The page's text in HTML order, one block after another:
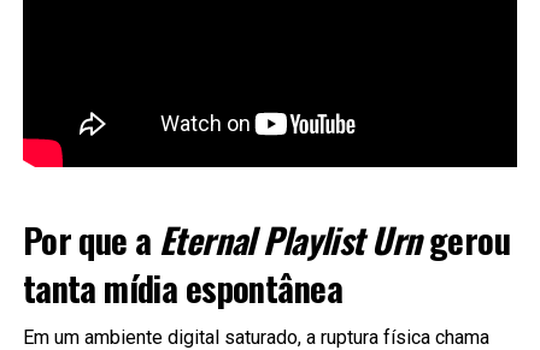
Por que a Eternal Playlist Urngerou
tanta mídia espontânea
Em um ambiente digital saturado, a ruptura física chama